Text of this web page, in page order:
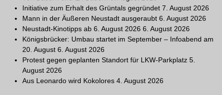
Initiative zum Erhalt des Grüntals gegründet 7. August 2026
Mann in der Äußeren Neustadt ausgeraubt 6. August 2026
Neustadt-Kinotipps ab 6. August 2026 6. August 2026
Königsbrücker: Umbau startet im September – Infoabend am
20. August 6. August 2026
Protest gegen geplanten Standort für LKW-Parkplatz 5.
August 2026
Aus Leonardo wird Kokolores 4. August 2026